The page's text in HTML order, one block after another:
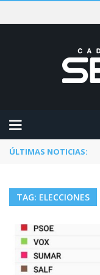
ÚLTIMAS NOTICIAS:
TAG: ELECCIONES